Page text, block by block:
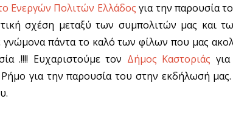
Ενεργών Πολιτών Ελλάδος για την παρουσία
σχέση μεταξύ των συμπολιτών μας και
γνώμονα πάντα το καλό των φίλων που μας
.!!!! Ευχαριστούμε τον Δήμος Καστοριάς
για την παρουσία του στην εκδήλωσή